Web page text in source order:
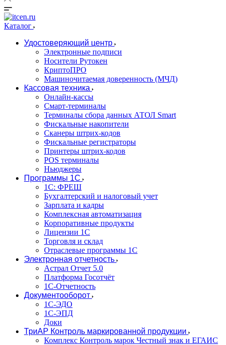
Каталог
Удостоверяющий центр
Электронные подписи
Носители Рутокен
КриптоПРО
Машиночитаемая доверенность (МЧД)
Кассовая техника
Онлайн-кассы
Смарт-терминалы
Терминалы сбора данных АТОЛ Smart
Фискальные накопители
Сканеры штрих-кодов
Фискальные регистраторы
Принтеры штрих-кодов
POS терминалы
Ньюджеры
Программы 1С
1C: ФРЕШ
Бухгалтерский и налоговый учет
Зарплата и кадры
Комплексная автоматизация
Корпоративные продукты
Лицензии 1С
Торговля и склад
Отраслевые программы 1С
Электронная отчетность
Астрал Отчет 5.0
Платформа Госотчёт
1С-Отчетность
Документооборот
1С-ЭДО
1С-ЭПД
Доки
ТриАР Контроль маркированной продукции
Комплекс Контроль марок Честный знак и ЕГАИС